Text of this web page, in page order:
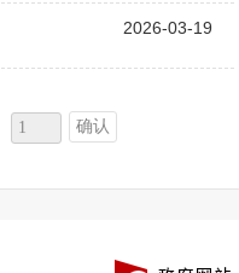
2026-03-19
确认